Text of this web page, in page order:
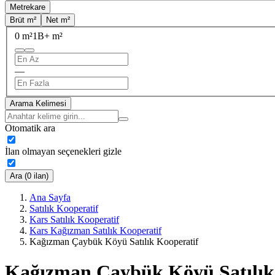
Metrekare
Brüt m²
Net m²
0 m²1B+ m²
—
Arama Kelimesi
Otomatik ara
İlan olmayan seçenekleri gizle
Ara (0 ilan)
Ana Sayfa
Satılık Kooperatif
Kars Satılık Kooperatif
Kars Kağızman Satılık Kooperatif
Kağızman Çaybük Köyü Satılık Kooperatif